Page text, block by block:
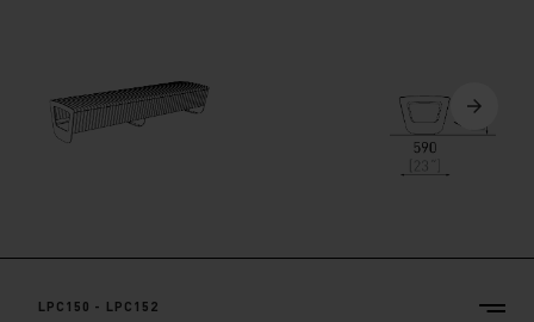
LPC150 - LPC152